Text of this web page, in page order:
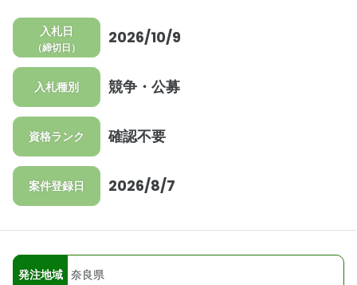
入札日
（締切日）
2026/10/9
入札種別 競争・公募
資格ランク 確認不要
案件登録日 2026/8/7
発注地域 奈良県